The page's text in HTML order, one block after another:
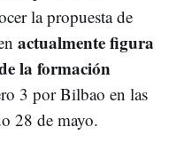
la propuesta de
actualmente figura
la formación
3 por Bilbao en las
28 de mayo.